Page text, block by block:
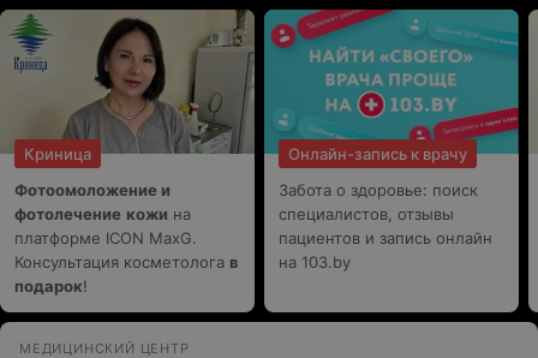
Криница
Фотоомоложение и
фотолечение кожи на
платформе ICON MaxG.
Консультация косметолога в
подарок!
Онлайн-запись к врачу
Забота о здоровье: поиск
специалистов, отзывы
пациентов и запись онлайн
на 103.by
МЕДИЦИНСКИЙ ЦЕНТР